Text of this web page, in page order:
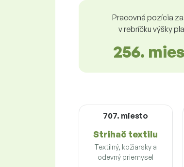
Pracovná pozícia
v rebríčku výšky
256.
707. miesto
Strihač textilu
Textilný, kožiarsky a
odevný priemysel